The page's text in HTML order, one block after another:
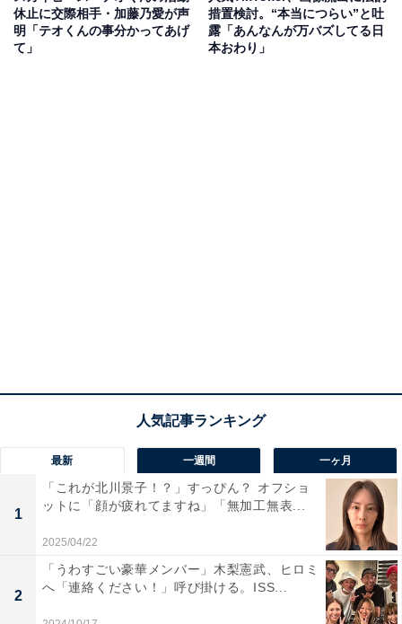
休止に交際相手・加藤乃愛が声
明「テオくんの事分かってあげ
て」
措置検討。“本当につらい”と吐
露「あんなんが万バズしてる日
本おわり」
最新 一週間 一ヶ月
1
「これが北川景子！？」すっぴん？ オフショ
ットに「顔が疲れてますね」「無加工無表...
2025/04/22
2
「うわすごい豪華メンバー」木梨憲武、ヒロミ
へ「連絡ください！」呼び掛ける。ISS...